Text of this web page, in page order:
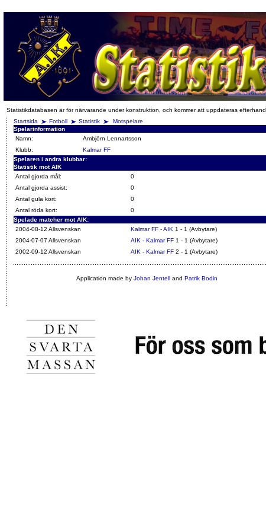
Statistikdatabasen är för närvarande under konstruktion, och kommer att uppdateras efterhand.
Startsida
Fotboll Statistik
Motspelare
Spelarinformation
Namn:
Ambjörn Lennartsson
Klubb:
Kalmar FF
Spelaren i andra klubbar:
Statistik mot AIK
Antal gjorda mål:
0
Antal gjorda assist:
0
Antal gula kort:
0
Antal röda kort:
0
Spelade matcher mot AIK:
2004-08-12 Allsvenskan
Kalmar FF - AIK 1 - 1 (Avbytare)
2004-07-07 Allsvenskan
AIK - Kalmar FF 1 - 1 (Avbytare)
2002-09-12 Allsvenskan
AIK - Kalmar FF 2 - 1 (Avbytare)
Application made by Johan Jentelland Patrik Bodin